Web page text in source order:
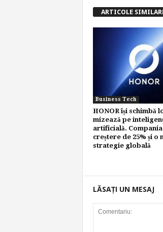
ARTICOLE
Business Tech
HONOR își schimbă
mizează pe
artificială. Compania
creștere de 25% și o
strategie globală
LĂSAȚI UN MESAJ